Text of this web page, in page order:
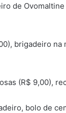
de
brigadeiro na
(R$ 9,00),
bolo de